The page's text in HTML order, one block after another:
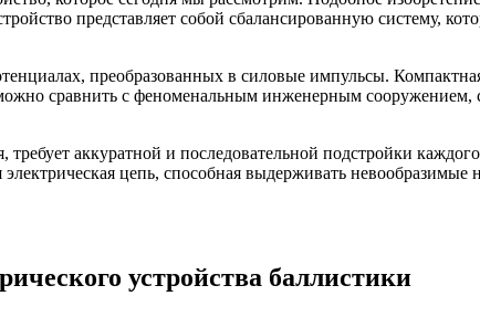
представляет собой сбалансированную систему,
преобразованных в силовые импульсы.
сравнить с феноменальным инженерным сооружением,
аккуратной и последовательной подстройки
цепь, способная выдерживать невообразимые
устройства баллистики